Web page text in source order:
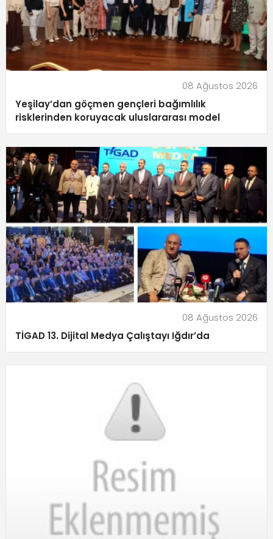
08 Ağustos 2026
Yeşilay’dan göçmen gençleri bağımlılık
risklerinden koruyacak uluslararası model
08 Ağustos 2026
TİGAD 13. Dijital Medya Çalıştayı Iğdır’da